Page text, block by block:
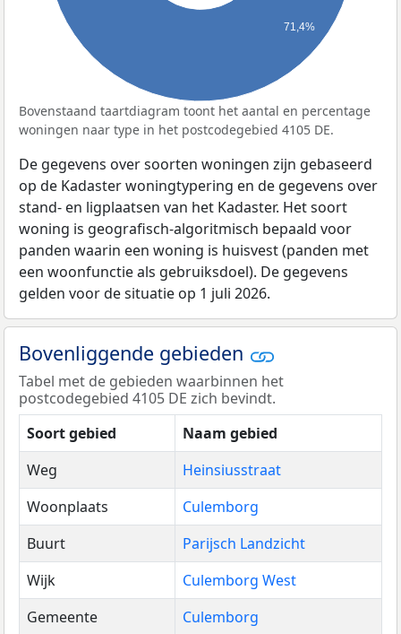
71,4%
Bovenstaand taartdiagram toont het aantal en percentage
woningen naar type in het postcodegebied 4105 DE.
De gegevens over soorten woningen zijn gebaseerd
op de Kadaster woningtypering en de gegevens over
stand- en ligplaatsen van het Kadaster. Het soort
woning is geografisch-algoritmisch bepaald voor
panden waarin een woning is huisvest (panden met
een woonfunctie als gebruiksdoel). De gegevens
gelden voor de situatie op 1 juli 2026.
Bovenliggende gebieden
Tabel met de gebieden waarbinnen het
postcodegebied 4105 DE zich bevindt.
Soort gebied
Naam gebied
Weg
Heinsiusstraat
Woonplaats
Culemborg
Buurt
Parijsch Landzicht
Wijk
Culemborg West
Gemeente
Culemborg